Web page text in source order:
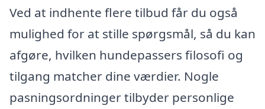
Ved at indhente flere tilbud får du også
mulighed for at stille spørgsmål, så du kan
afgøre, hvilken hundepassers filosofi og
tilgang matcher dine værdier. Nogle
pasningsordninger tilbyder personlige